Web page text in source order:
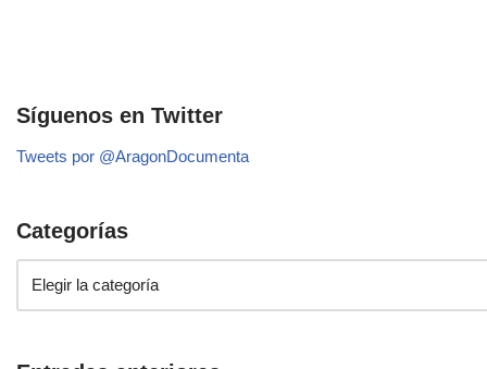
Síguenos en Twitter
Tweets por @AragonDocumenta
Categorías